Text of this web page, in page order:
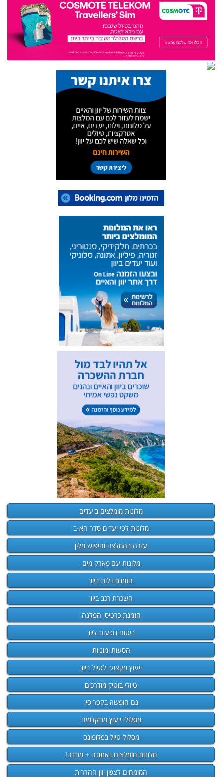
מלונות מומלצים ביעדים
מלונות לפי יעדים סדר הא-ב
עזרה בהמלצה וחיפוש מלון
מלונות עם פארק מים
הזמנת וילות ביוון
השכרת רכב ביוון
הזמנת כרטיסי הפלגה
ביטוח נסיעות ליוון
הסעות ומוניות
ייעוץ מקצועי לטיול ביוון
טיולי בוטיק מודרכים
גם חופשה בקפריסין
מסלולי ייעוץ מתקדמים
מסלול טיול בפלופונס
מלונות מומלצים באתונה + מתנה!
המומחים לצפון יוון ההררית